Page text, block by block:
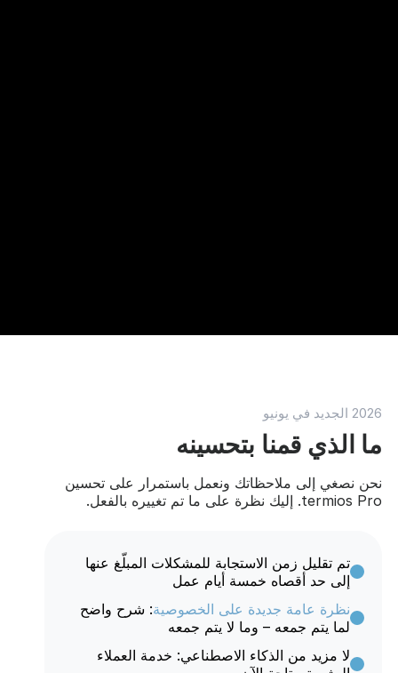
2026 الجديد في يونيو
ما الذي قمنا بتحسينه
نحن نصغي إلى ملاحظاتك ونعمل باستمرار على تحسين
termios Pro. إليك نظرة على ما تم تغييره بالفعل.
تم تقليل زمن الاستجابة للمشكلات المبلّغ عنها
إلى حد أقصاه خمسة أيام عمل
نظرة عامة جديدة على الخصوصية: شرح واضح
لما يتم جمعه – وما لا يتم جمعه
لا مزيد من الذكاء الاصطناعي: خدمة العملاء